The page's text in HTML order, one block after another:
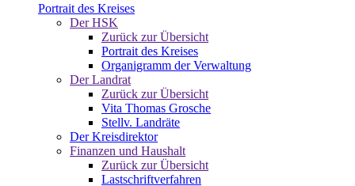
Portrait des Kreises
Der HSK
Zurück zur Übersicht
Portrait des Kreises
Organigramm der Verwaltung
Der Landrat
Zurück zur Übersicht
Vita Thomas Grosche
Stellv. Landräte
Der Kreisdirektor
Finanzen und Haushalt
Zurück zur Übersicht
Lastschriftverfahren